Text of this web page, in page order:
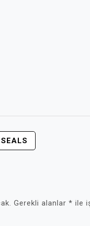
Gerekli alanlar * ile